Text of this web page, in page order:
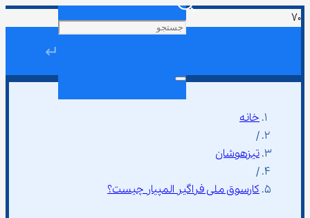
↵
خانه
/
تیزهوشان
/
کارسوق ملی فراگیر المپیار چیست؟